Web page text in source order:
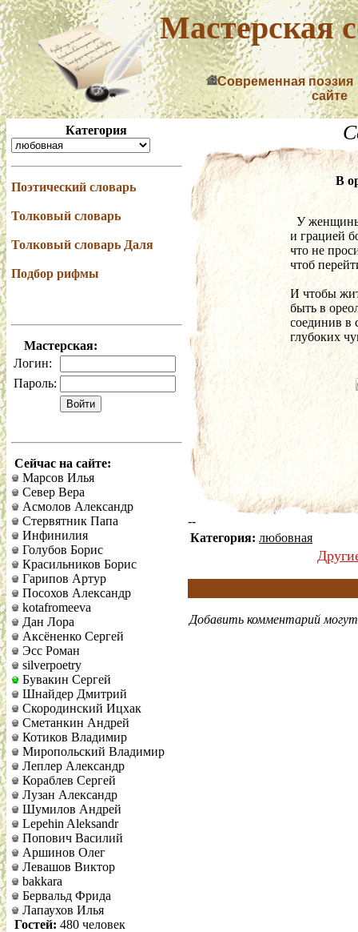
Мастерская
Современная поэзия
сайте
Категория
Поэтический словарь
Толковый словарь
Толковый словарь Даля
Подбор рифмы
Мастерская:
Логин:
Пароль:
Сейчас на сайте:
Марсов Илья
Север Вера
Асмолов Александр
Стервятник Папа
Инфинилия
Голубов Борис
Красильников Борис
Гарипов Артур
Посохов Александр
kotafromeeva
Дан Лора
Аксёненко Сергей
Эсс Роман
silverpoetry
Бувакин Сергей
Шнайдер Дмитрий
Скородинский Ицхак
Сметанкин Андрей
Котиков Владимир
Миропольский Владимир
Леплер Александр
Кораблев Сергей
Лузан Александр
Шумилов Андрей
Lepehin Aleksandr
Попович Василий
Аршинов Олег
Левашов Виктор
bakkara
Бервальд Фрида
Лапаухов Илья
Гостей: 480 человек
В
У
и грацией
что не
чтоб
И чтобы
быть в
соединив в
глубоких
--
Категория: любовная
Добавить комментарий